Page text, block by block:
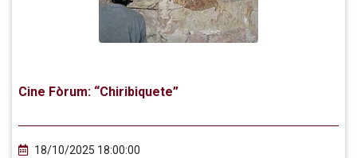
Cine Fòrum: “Chiribiquete”
18/10/2025 18:00:00